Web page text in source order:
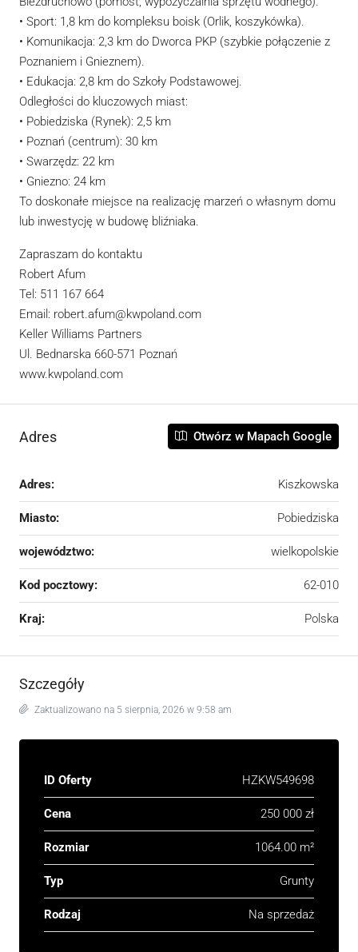
• Sport: 1,8 km do kompleksu boisk (Orlik, koszykówka).
• Komunikacja: 2,3 km do Dworca PKP (szybkie połączenie z
Poznaniem i Gnieznem).
• Edukacja: 2,8 km do Szkoły Podstawowej.
Odległości do kluczowych miast:
• Pobiedziska (Rynek): 2,5 km
• Poznań (centrum): 30 km
• Swarzędz: 22 km
• Gniezno: 24 km
To doskonałe miejsce na realizację marzeń o własnym domu
lub inwestycję w budowę bliźniaka.
Zapraszam do kontaktu
Robert Afum
Tel: 511 167 664
Email: robert.afum@kwpoland.com
Keller Williams Partners
Ul. Bednarska 660-571 Poznań
www.kwpoland.com
Adres Otwórz w Mapach Google
Adres: Kiszkowska
Miasto: Pobiedziska
województwo: wielkopolskie
Kod pocztowy: 62-010
Kraj: Polska
Szczegóły
Zaktualizowano na 5 sierpnia, 2026 w 9:58 am
ID Oferty HZKW549698
Cena 250 000 zł
Rozmiar 1064.00 m²
Typ Grunty
Rodzaj Na sprzedaż